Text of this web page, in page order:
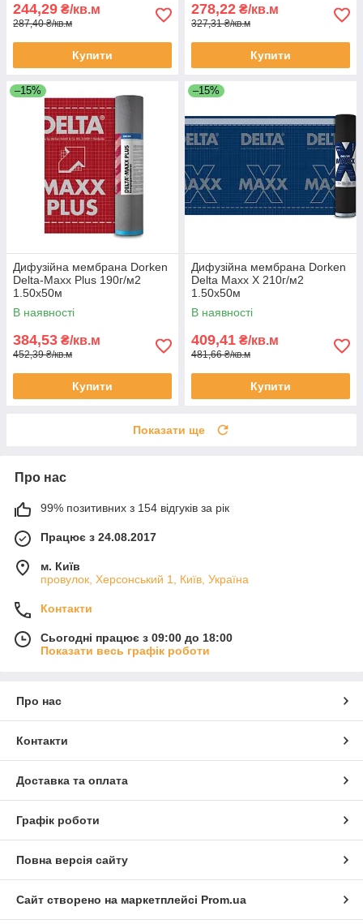
244,29 ₴/кв.м
287,40 ₴/кв.м
Купити
278,22 ₴/кв.м
327,31 ₴/кв.м
Купити
–15%
Дифузійна мембрана Dorken
Delta-Maxx Plus 190г/м2
1.50х50м
В наявності
384,53 ₴/кв.м
452,39 ₴/кв.м
Купити
–15%
Дифузійна мембрана Dorken
Delta Maxx X 210г/м2
1.50х50м
В наявності
409,41 ₴/кв.м
481,66 ₴/кв.м
Купити
Показати ще
Про нас
99% позитивних з 154 відгуків за рік
Працює з 24.08.2017
м. Київ
провулок, Херсонський 1, Київ, Україна
Контакти
Сьогодні працює з 09:00 до 18:00
Показати весь графік роботи
Про нас
Контакти
Доставка та оплата
Графік роботи
Повна версія сайту
Сайт створено на маркетплейсі Prom.ua